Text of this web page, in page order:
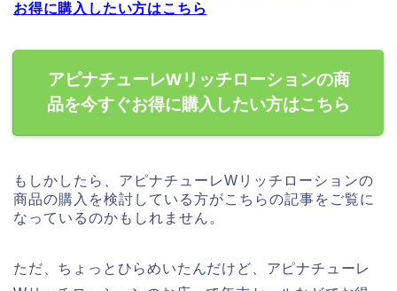
お得に購入したい方はこちら
アピナチューレWリッチローションの商
品を今すぐお得に購入したい方はこちら
もしかしたら、アピナチューレWリッチローションの
商品の購入を検討している方がこちらの記事をご覧に
なっているのかもしれません。
ただ、ちょっとひらめいたんだけど、アピナチューレ